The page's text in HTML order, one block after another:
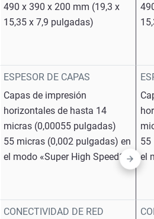
490 x 390 x 200 mm (19,3 x
15,35 x 7,9 pulgadas)
ESPESOR DE CAPAS
Capas de impresión
horizontales de hasta 14
micras (0,00055 pulgadas)
55 micras (0,002 pulgadas) en
el modo «Super High Speed1»
CONECTIVIDAD DE RED
55
el